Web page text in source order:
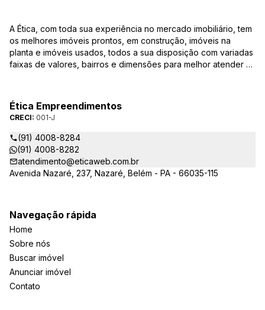
A Ética, com toda sua experiência no mercado imobiliário, tem
os melhores imóveis prontos, em construção, imóveis na
planta e imóveis usados, todos a sua disposição com variadas
faixas de valores, bairros e dimensões para melhor atender as
sempre prontos para responder-lhe todas as suas dúvidas
sobre casas, apartamentos, terrenos, salas comerciais e
outros produtos imobiliários.
Ética Empreendimentos
CRECI: 001-J
(91) 4008-8284
(91) 4008-8282
atendimento@eticaweb.com.br
Avenida Nazaré, 237, Nazaré, Belém - PA - 66035-115
Navegação rápida
Home
Sobre nós
Buscar imóvel
Anunciar imóvel
Contato